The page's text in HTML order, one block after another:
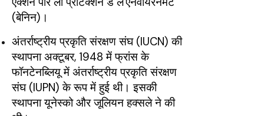
(बेनिन)।
अंतर्राष्ट्रीय प्रकृति संरक्षण संघ (IUCN) की
स्थापना अक्टूबर, 1948 में फ्रांस के
फॉनटेनब्लियू में अंतर्राष्ट्रीय प्रकृति संरक्षण
संघ (IUPN) के रूप में हुई थी। इसकी
स्थापना यूनेस्को और जूलियन हक्सले ने की